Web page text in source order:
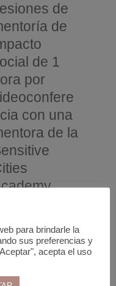
de
de
de 1
por
con una
de la
para brindarle la
sus preferencias y
acepta el uso